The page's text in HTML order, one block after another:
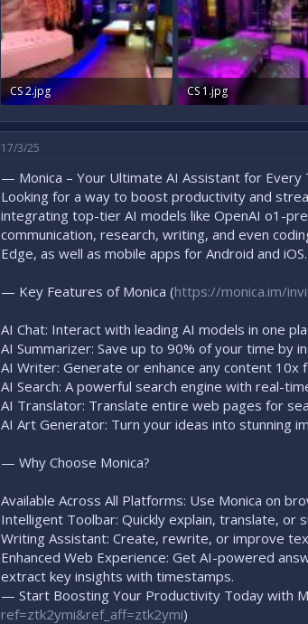
CS 2.jpg
363.5 KB · Xem: 199
CS 1.jpg
232.5 KB · Xem: 185
17/3/25
— Monica – Your Ultimate AI Assistant for Every
Looking for a way to boost productivity and
integrating top-tier AI models like OpenAI o1-
communication, research, writing, and even
Edge, as well as mobile apps for Android and
— Key Features of Monica (https://monica.im/
AI Chat: Interact with leading AI models in one
AI Summarizer: Save up to 90% of your time by
AI Writer: Generate or enhance any content
AI Search: A powerful search engine with real-
AI Translator: Translate entire web pages for
AI Art Generator: Turn your ideas into stunning
— Why Choose Monica?
Available Across All Platforms: Use Monica on
Intelligent Toolbar: Quickly explain, translate, or
Writing Assistant: Create, rewrite, or improve
Enhanced Web Experience: Get AI-powered
extract key insights with timestamps.
— Start Boosting Your Productivity Today with
ref=ztk2ymi&ref_aff=ztk2ymi)